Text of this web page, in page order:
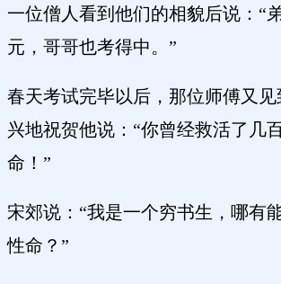
一位僧人看到他们的相貌后说：“
元，哥哥也考得中。”
春天考试完毕以后，那位师傅又
兴地祝贺他说：“你曾经救活了几
命！”
宋郊说：“我是一个穷书生，哪有
性命？”